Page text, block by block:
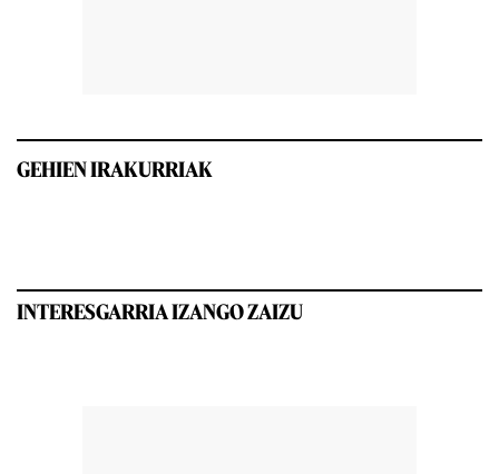
GEHIEN IRAKURRIAK
INTERESGARRIA IZANGO ZAIZU